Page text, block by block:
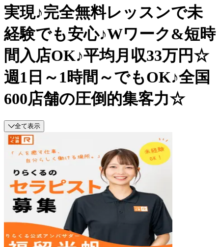
実現♪完全無料レッスンで未
経験でも安心♪Wワーク&短時
間入店OK♪平均月収33万円☆
週1日～1時間～でもOK♪全国
600店舗の圧倒的集客力☆
全て表示